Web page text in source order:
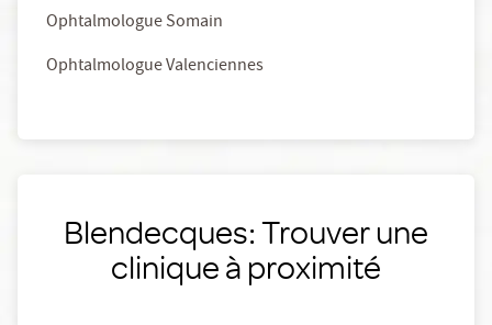
Ophtalmologue Somain
Ophtalmologue Valenciennes
Blendecques: Trouver une
clinique à proximité